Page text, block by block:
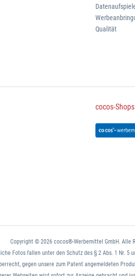
Qualität
cocos-Shops
Copyright © 2026 cocos®-Werbemittel GmbH. Alle
Fotos fallen unter den Schutz des § 2 Abs. 1 Nr. 5
gegen unsere zum Patent angemeldeten